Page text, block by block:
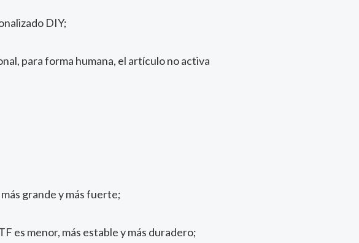
DIY;
para forma humana, el artículo no activa
grande y más fuerte;
es menor, más estable y más duradero;